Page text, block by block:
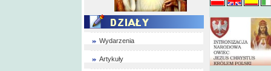
Wydarzenia
Artykuły